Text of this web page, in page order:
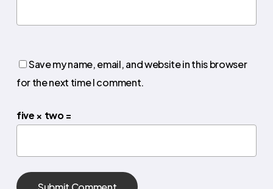
Save my name, email, and website in this browser
for the next time I comment.
five × two =